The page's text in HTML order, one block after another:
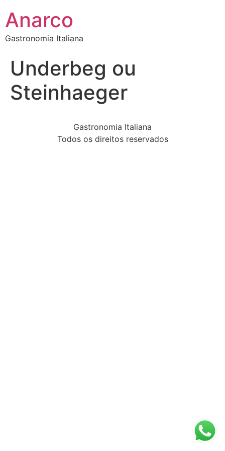
Anarco
Gastronomia Italiana
Underbeg ou
Steinhaeger
Gastronomia Italiana
Todos os direitos reservados